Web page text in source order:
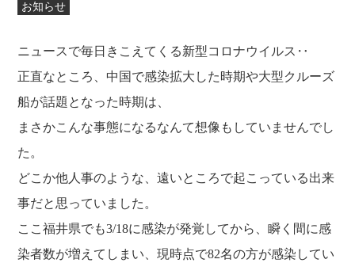
数字で見るすててこ
成長寮（社員寮）
中本 凛
パート採用
Company Information
Corporate philosophy
社长致辞及介绍
公司概要
お知らせ
ニュースで毎日きこえてくる新型コロナウイルス‥
正直なところ、中国で感染拡大した時期や大型クルーズ
船が話題となった時期は、
まさかこんな事態になるなんて想像もしていませんでし
た。
どこか他人事のような、遠いところで起こっている出来
事だと思っていました。
ここ福井県でも3/18に感染が発覚してから、瞬く間に感
染者数が増えてしまい、現時点で82名の方が感染してい